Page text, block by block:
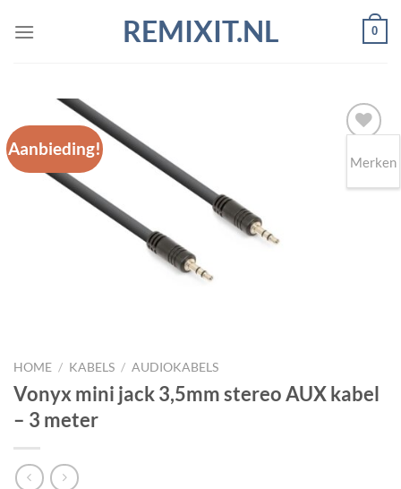
naar
REMIXIT.NL 0
Aanbieding!
Toevoegen
HOME / KABELS / AUDIOKABELS
Vonyx mini jack 3,5mm stereo AUX kabel
– 3 meter
Merken